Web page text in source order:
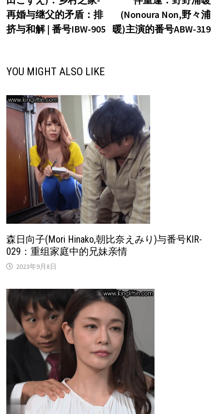
导
航
再婚与继父的矛盾：排
挤与和解 | 番号IBW-905
(Nonoura Non,野々浦
暖)主演的番号ABW-319
YOU MIGHT ALSO LIKE
森日向子(Mori Hinako,朝比奈えみり)与番号KIR-
029：重组家庭中的兄妹亲情
2023年9月8日